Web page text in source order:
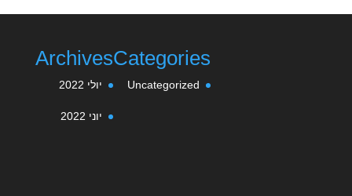
Archives
יולי 2022
יוני 2022
Categories
Uncategorized